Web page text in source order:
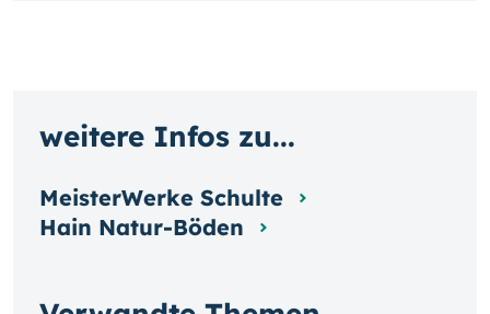
weitere Infos zu...
MeisterWerke Schulte
Hain Natur-Böden